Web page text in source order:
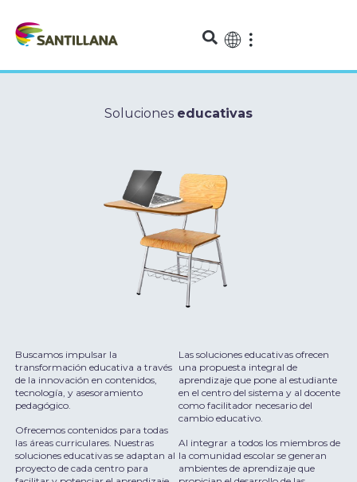
Soluciones educativas
Buscamos impulsar la
transformación educativa a través
de la innovación en contenidos,
tecnología, y asesoramiento
pedagógico.
Ofrecemos contenidos para todas
las áreas curriculares. Nuestras
soluciones educativas se adaptan al
proyecto de cada centro para
Las soluciones educativas ofrecen
una propuesta integral de
aprendizaje que pone al estudiante
en el centro del sistema y al docente
como facilitador necesario del
cambio educativo.
Al integrar a todos los miembros de
la comunidad escolar se generan
ambientes de aprendizaje que